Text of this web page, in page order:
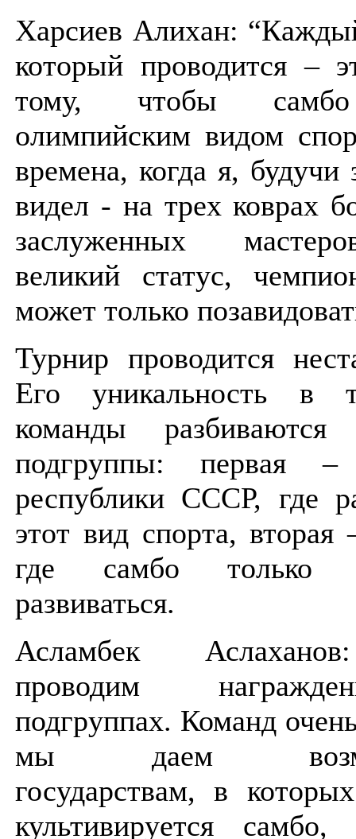
Харсиев Алихан:
который проводится –
тому, чтобы
олимпийским видом
времена, когда я, будучи
видел - на трех коврах
заслуженных
великий статус,
может только
Турнир проводится
Его уникальность в
команды
подгруппы: первая
республики СССР, где
этот вид спорта, вторая
где самбо только
развиваться.
Асламбек
проводим
подгруппах. Команд
мы даем
государствам, в
культивируется самбо,